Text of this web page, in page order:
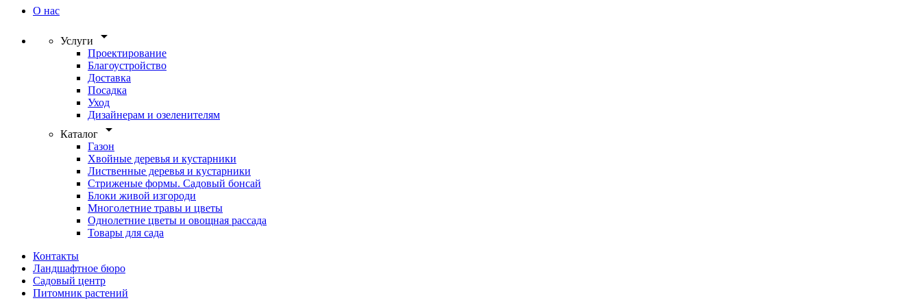
О нас
Услуги arrow_drop_down
Проектирование
Благоустройство
Доставка
Посадка
Уход
Дизайнерам и озеленителям
Каталог
arrow_drop_down
Газон
Хвойные деревья и кустарники
Лиственные деревья и кустарники
Стриженые формы. Садовый бонсай
Блоки живой изгороди
Многолетние травы и цветы
Однолетние цветы и овощная рассада
Товары для сада
Контакты
Ландшафтное бюро
Садовый центр
Питомник растений